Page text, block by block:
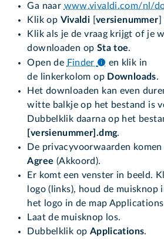
Ga naar www.vivaldi.com/nl/
Klik op Vivaldi versienummer ]
Klik als je de vraag krijgt of je
downloaden op Sta toe.
Open de Finder
en klik in
de linkerkolom op Downloads.
Het downloaden kan even
witte balkje op het bestand is
Dubbelklik daarna op het
[versienummer].dmg.
De privacyvoorwaarden
Agree (Akkoord).
Er komt een venster in beeld.
logo (links), houd de muisknop
het logo in de map
Laat de muisknop los.
Dubbelklik op Applications.